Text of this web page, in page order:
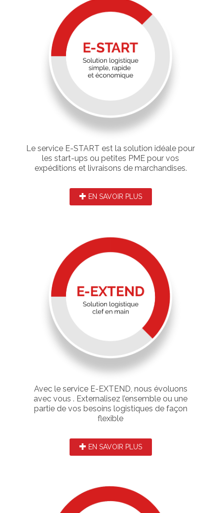
Le service E-START est la solution idéale pour
les start-ups ou petites PME pour vos
expéditions et livraisons de marchandises.
EN SAVOIR PLUS
Avec le service E-EXTEND, nous évoluons
avec vous . Externalisez l’ensemble ou une
partie de vos besoins logistiques de façon
flexible
EN SAVOIR PLUS